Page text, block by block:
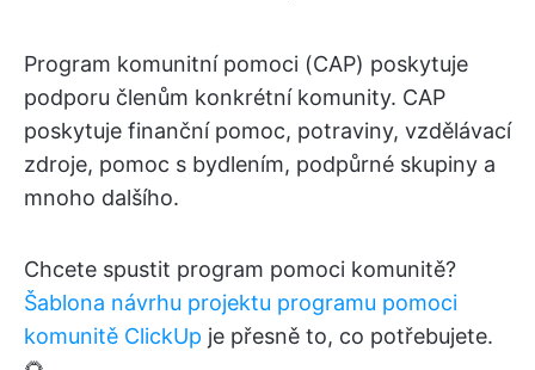
Program komunitní pomoci (CAP) poskytuje
podporu členům konkrétní komunity. CAP
poskytuje finanční pomoc, potraviny, vzdělávací
zdroje, pomoc s bydlením, podpůrné skupiny a
mnoho dalšího.
Chcete spustit program pomoci komunitě?
Šablona návrhu projektu programu pomoci
komunitě ClickUp je přesně to, co potřebujete.